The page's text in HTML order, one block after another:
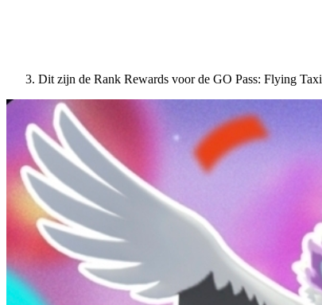
Dit zijn de Rank Rewards voor de GO Pass: Flying Taxi